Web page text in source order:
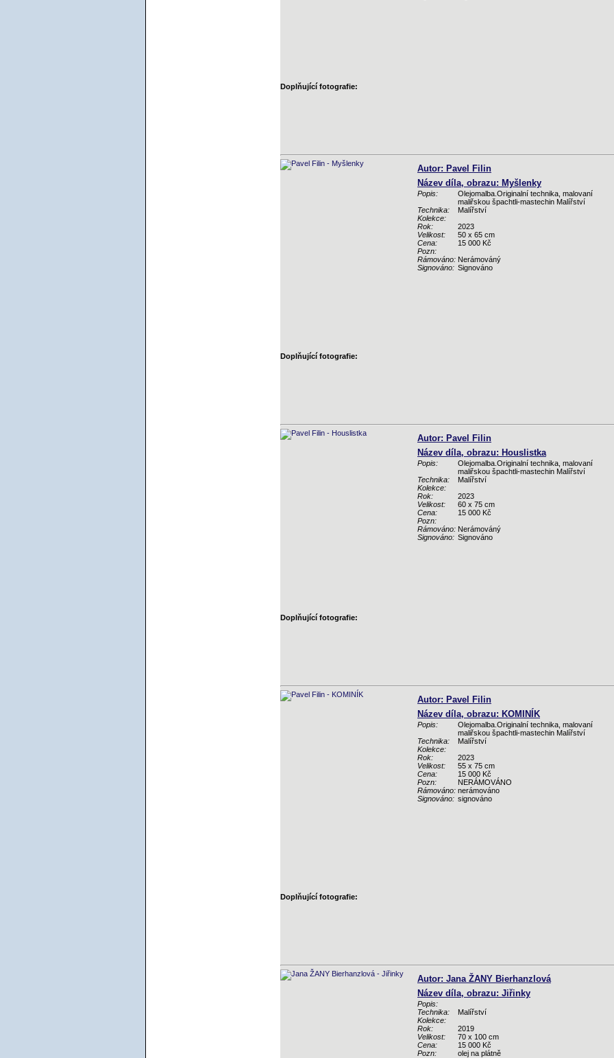
Doplňující fotografie:
Autor: Pavel Filin
Název díla, obrazu: Myšlenky
Popis:
Olejomalba.Originalní technika, malovaní
maliřskou špachtli-mastechin Malířství
Technika:
Malířství
Kolekce:
Rok:
2023
Velikost:
50 x 65 cm
Cena:
15 000 Kč
Pozn:
Rámováno: Nerámováný
Signováno: Signováno
Doplňující fotografie:
Autor: Pavel Filin
Název díla, obrazu: Houslistka
Popis:
Olejomalba.Originalní technika, malovaní
maliřskou špachtli-mastechin Malířství
Technika:
Malířství
Kolekce:
Rok:
2023
Velikost:
60 x 75 cm
Cena:
15 000 Kč
Pozn:
Rámováno: Nerámováný
Signováno: Signováno
Doplňující fotografie:
Autor: Pavel Filin
Název díla, obrazu: KOMINÍK
Popis:
Olejomalba.Originalní technika, malovaní
maliřskou špachtli-mastechin Malířství
Technika:
Malířství
Kolekce:
Rok:
2023
Velikost:
55 x 75 cm
Cena:
15 000 Kč
Pozn:
NERÁMOVÁNO
Rámováno: nerámováno
Signováno: signováno
Doplňující fotografie:
Autor: Jana ŽANY Bierhanzlová
Název díla, obrazu: Jiřinky
Popis:
Technika:
Malířství
Kolekce:
Rok:
2019
Velikost:
70 x 100 cm
Cena:
15 000 Kč
Pozn:
olej na plátně